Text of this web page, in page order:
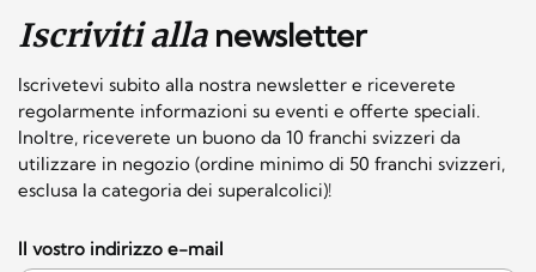
Iscriviti allanewsletter
Iscrivetevi subito alla nostra newsletter e riceverete
regolarmente informazioni su eventi e offerte speciali.
Inoltre, riceverete un buono da 10 franchi svizzeri da
utilizzare in negozio (ordine minimo di 50 franchi svizzeri,
esclusa la categoria dei superalcolici)!
Il vostro indirizzo e-mail